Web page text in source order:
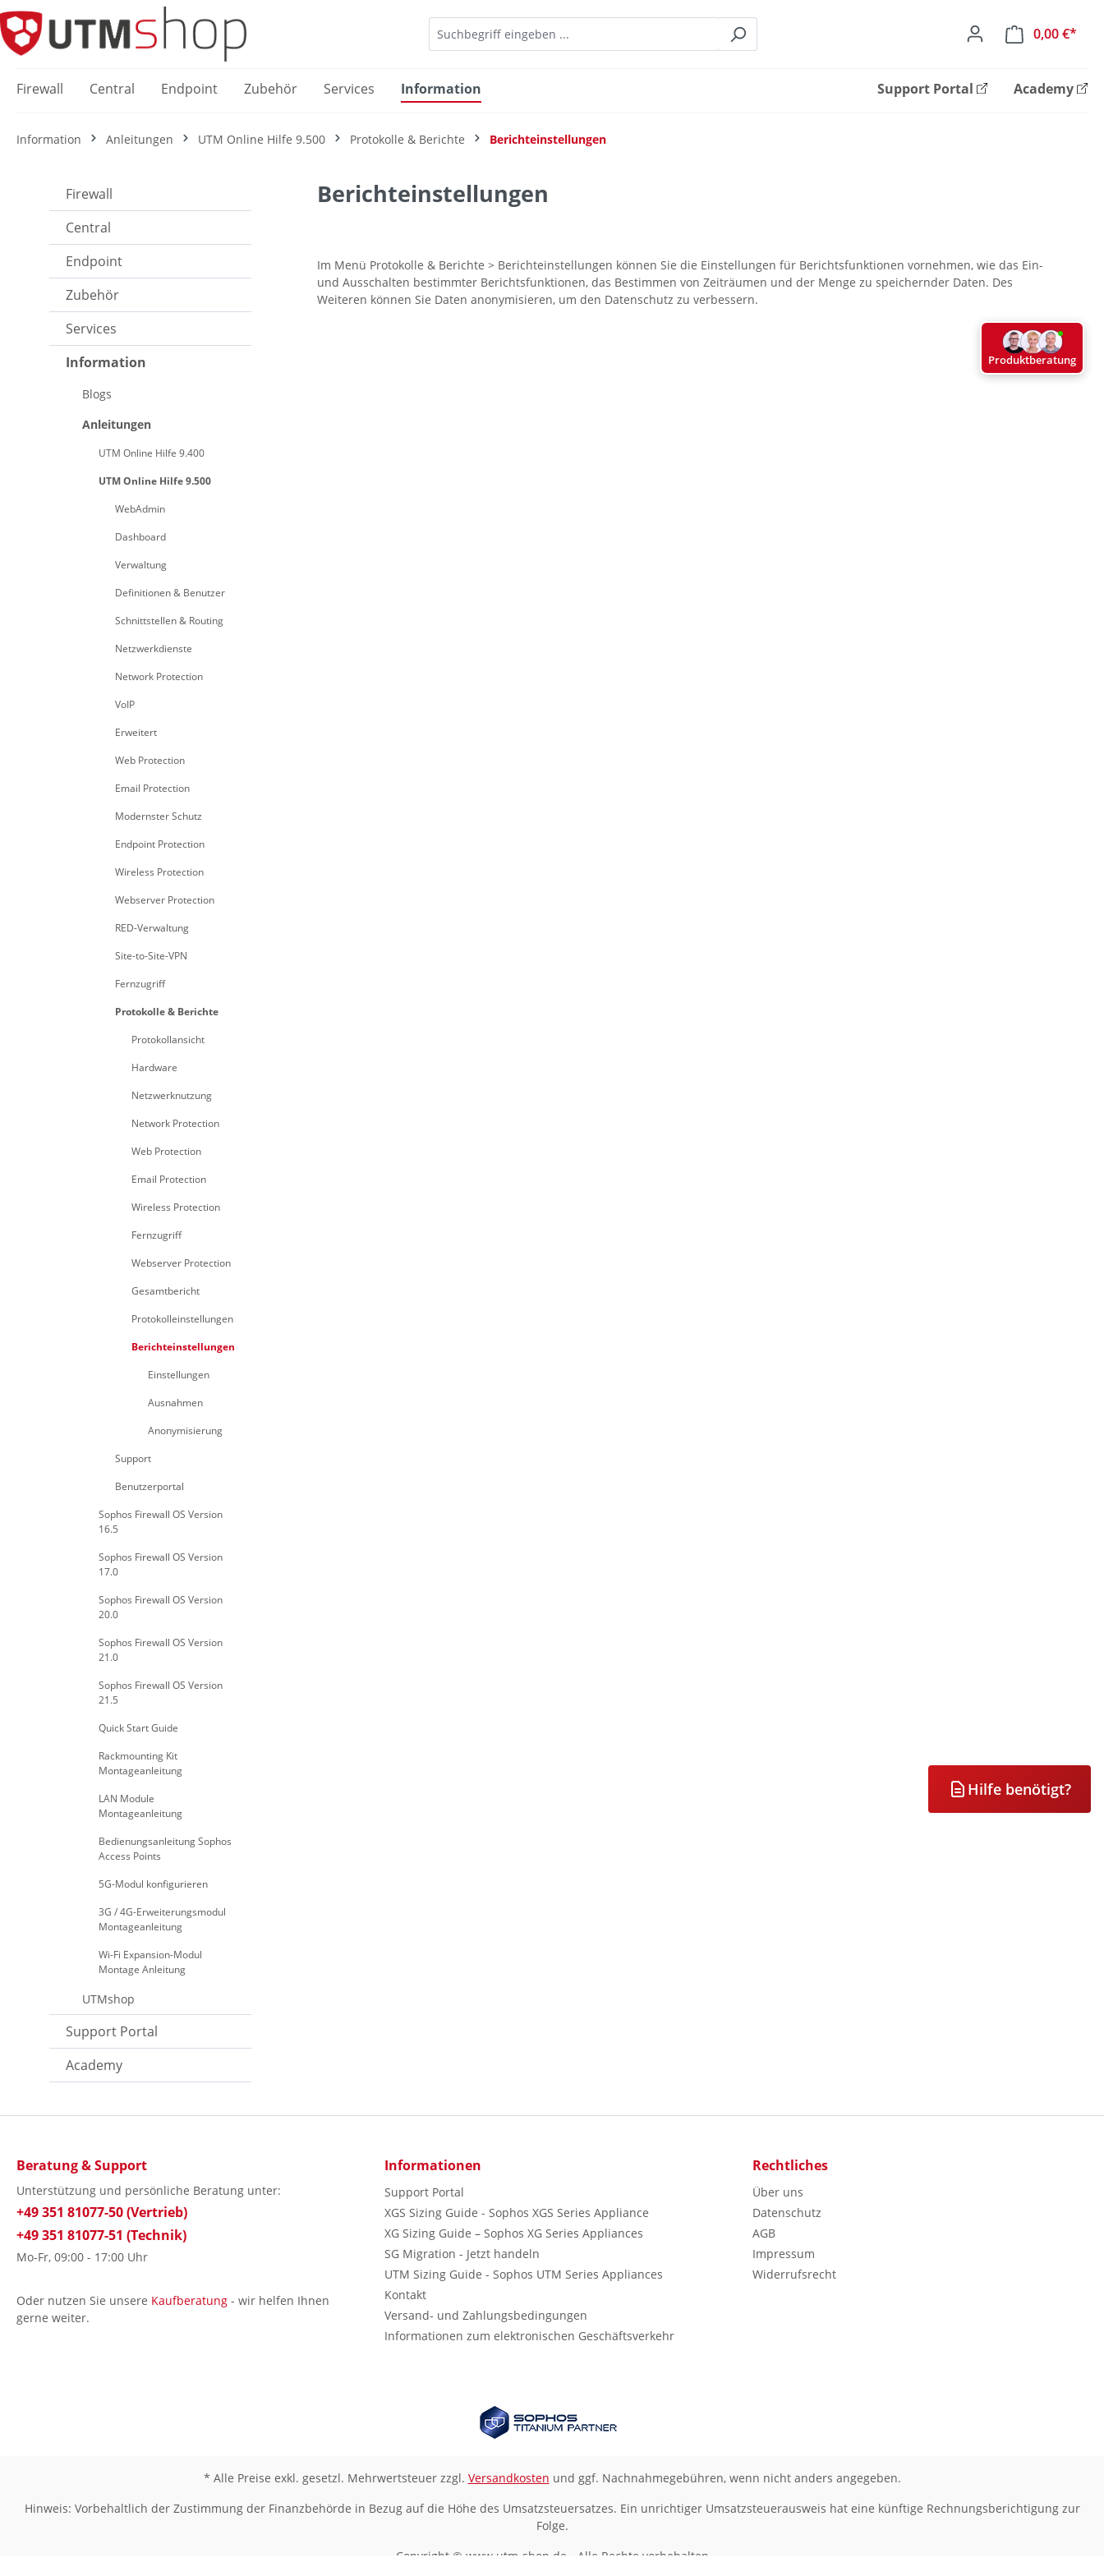
Zur Hauptnavigation springen
0,00 €*
Firewall Central Endpoint Zubehör Services Information Support Portal Academy
Information Anleitungen UTM Online Hilfe 9.500 Protokolle & Berichte Berichteinstellungen
Firewall
Central
Endpoint
Zubehör
Services
Information
Blogs
Anleitungen
UTM Online Hilfe 9.400
UTM Online Hilfe 9.500
WebAdmin
Dashboard
Verwaltung
Definitionen & Benutzer
Schnittstellen & Routing
Netzwerkdienste
Network Protection
VoIP
Erweitert
Web Protection
Email Protection
Modernster Schutz
Endpoint Protection
Wireless Protection
Webserver Protection
RED-Verwaltung
Site-to-Site-VPN
Fernzugriff
Protokolle & Berichte
Protokollansicht
Hardware
Netzwerknutzung
Network Protection
Web Protection
Email Protection
Wireless Protection
Fernzugriff
Webserver Protection
Gesamtbericht
Protokolleinstellungen
Berichteinstellungen
Einstellungen
Ausnahmen
Anonymisierung
Support
Benutzerportal
Sophos Firewall OS Version
16.5
Sophos Firewall OS Version
17.0
Sophos Firewall OS Version
20.0
Sophos Firewall OS Version
21.0
Sophos Firewall OS Version
21.5
Quick Start Guide
Rackmounting Kit
Montageanleitung
LAN Module
Montageanleitung
Bedienungsanleitung Sophos
Access Points
5G-Modul konfigurieren
3G / 4G-Erweiterungsmodul
Montageanleitung
Wi-Fi Expansion-Modul
Montage Anleitung
UTMshop
Support Portal
Academy
Berichteinstellungen
Im Menü Protokolle & Berichte > Berichteinstellungen können Sie die Einstellungen für Berichtsfunktionen vornehmen, wie das Ein-
und Ausschalten bestimmter Berichtsfunktionen, das Bestimmen von Zeiträumen und der Menge zu speichernder Daten. Des
Weiteren können Sie Daten anonymisieren, um den Datenschutz zu verbessern.
Hilfe benötigt?
Beratung & Support
Unterstützung und persönliche Beratung unter:
+49 351 81077-50 (Vertrieb)
+49 351 81077-51 (Technik)
Mo-Fr, 09:00 - 17:00 Uhr
Oder nutzen Sie unsere Kaufberatung - wir helfen Ihnen
gerne weiter.
Informationen
Support Portal
XGS Sizing Guide - Sophos XGS Series Appliance
XG Sizing Guide – Sophos XG Series Appliances
SG Migration - Jetzt handeln
UTM Sizing Guide - Sophos UTM Series Appliances
Kontakt
Versand- und Zahlungsbedingungen
Informationen zum elektronischen Geschäftsverkehr
Rechtliches
Über uns
Datenschutz
AGB
Impressum
Widerrufsrecht
* Alle Preise exkl. gesetzl. Mehrwertsteuer zzgl. Versandkosten und ggf. Nachnahmegebühren, wenn nicht anders angegeben.
Hinweis: Vorbehaltlich der Zustimmung der Finanzbehörde in Bezug auf die Höhe des Umsatzsteuersatzes. Ein unrichtiger Umsatzsteuerausweis hat eine künftige Rechnungsberichtigung zur
Folge.
Copyright © www.utm-shop.de - Alle Rechte vorbehalten
Produktberatung